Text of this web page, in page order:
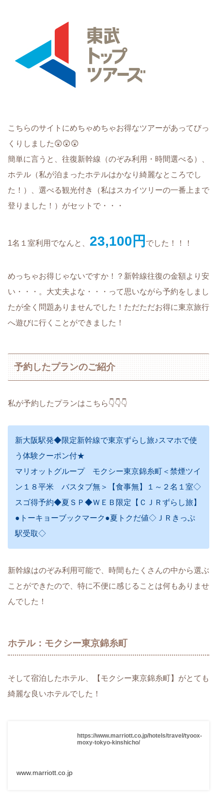
こちらのサイトにめちゃめちゃお得なツアーがあってびっ
くりしました😲😲😲
簡単に言うと、往復新幹線（のぞみ利用・時間選べる）、
ホテル（私が泊まったホテルはかなり綺麗なところでし
た！）、選べる観光付き（私はスカイツリーの一番上まで
登りました！）がセットで・・・
1名１室利用でなんと、 23,100円 でした！！！
めっちゃお得じゃないですか！？新幹線往復の金額より安
い・・・。大丈夫よな・・・って思いながら予約をしまし
たが全く問題ありませんでした！ただただお得に東京旅行
へ遊びに行くことができました！
予約したプランのご紹介
私が予約したプランはこちら👇👇👇
新大阪駅発◆限定新幹線で東京ずらし旅♪スマホで使
う体験クーポン付★
マリオットグループ モクシー東京錦糸町＜禁煙ツイ
ン１８平米 バスタブ無＞【食事無】１～２名１室◇
スゴ得予約◆夏ＳＰ◆ＷＥＢ限定【ＣＪＲずらし旅】
●トーキョーブックマーク●夏トクだ値◇ＪＲきっぷ
駅受取◇
新幹線はのぞみ利用可能で、時間もたくさんの中から選ぶ
ことができたので、特に不便に感じることは何もありませ
んでした！
ホテル：モクシー東京錦糸町
そして宿泊したホテル、【モクシー東京錦糸町】がとても
綺麗な良いホテルでした！
https://www.marriott.co.jp/hotels/travel/tyoox-
moxy-tokyo-kinshicho/
www.marriott.co.jp